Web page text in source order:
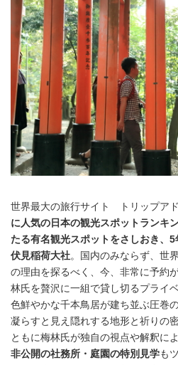
世界最大の旅行サイト トリップア
に人気の日本の観光スポットランキ
たる有名観光スポットをさしおき、
伏見稲荷大社。国内のみならず、世
の理由を探るべく、今、非常に予約
林氏を贅沢に一組で貸し切るプライ
色鮮やかな千本鳥居が建ち並ぶ圧巻
凝らすと見え隠れする地形と祈りの
ともに梅林氏が独自の視点や解釈に
非公開の社務所・庭園の特別見学も